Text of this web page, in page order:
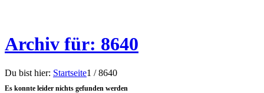
Archiv für: 8640
Du bist hier: Startseite1 / 8640
Es konnte leider nichts gefunden werden